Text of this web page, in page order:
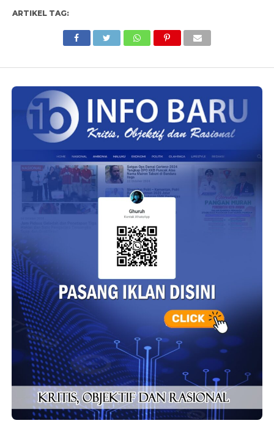
ARTIKEL TAG: